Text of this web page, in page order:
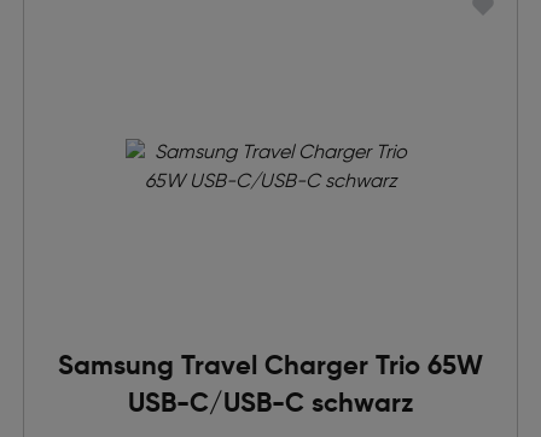
Samsung Travel Charger Trio 65W
USB-C/USB-C schwarz